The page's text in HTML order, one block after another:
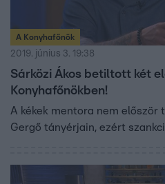
A Konyhafőnök
2019. június 3. 19:38
Sárközi Ákos betiltott két
Konyhafőnökben!
A kékek mentora nem először
Gergő tányérjain, ezért